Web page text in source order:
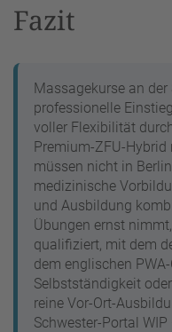
Fazit
Massagekurse an der
professionelle
voller Flexibilität
Premium-ZFU-Hybrid
müssen nicht in
medizinische
und Ausbildung
Übungen ernst
qualifiziert, mit dem
dem englischen
Selbstständigkeit
reine Vor-Ort-
Schwester-Portal